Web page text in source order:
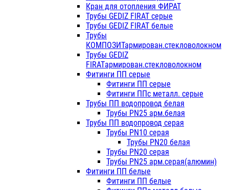
Кран для отопления ФИРАТ
Трубы GEDIZ FIRAT серые
Трубы GEDIZ FIRAT белые
Трубы
КОМПОЗИТармирован.стекловолокном
Трубы GEDIZ
FIRATармирован.стекловолокном
Фитинги ПП серые
Фитинги ПП серые
Фитинги ППс металл. серые
Трубы ПП водопровод белая
Трубы PN25 арм.белая
Трубы ПП водопровод серая
Трубы PN10 серая
Трубы PN20 белая
Трубы PN20 серая
Трубы PN25 арм.серая(алюмин)
Фитинги ПП белые
Фитинги ПП белые